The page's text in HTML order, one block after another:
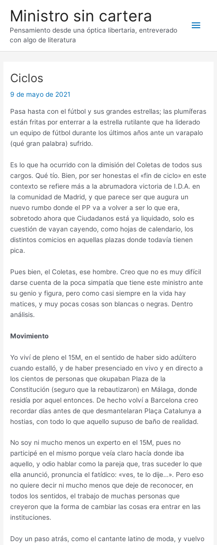
contenido
Ministro sin cartera
Pensamiento desde una óptica libertaria, entreverado
con algo de literatura
Ciclos
9 de mayo de 2021
Pasa hasta con el fútbol y sus grandes estrellas; las plumíferas
están fritas por enterrar a la estrella rutilante que ha liderado
un equipo de fútbol durante los últimos años ante un varapalo
(qué gran palabra) sufrido.
Es lo que ha ocurrido con la dimisión del Coletas de todos sus
cargos. Qué tío. Bien, por ser honestas el «fin de ciclo» en este
contexto se refiere más a la abrumadora victoria de I.D.A. en
la comunidad de Madrid, y que parece ser que augura un
nuevo rumbo donde el PP va a volver a ser lo que era,
sobretodo ahora que Ciudadanos está ya liquidado, solo es
cuestión de vayan cayendo, como hojas de calendario, los
distintos comicios en aquellas plazas donde todavía tienen
pica.
Pues bien, el Coletas, ese hombre. Creo que no es muy difícil
darse cuenta de la poca simpatía que tiene este ministro ante
su genio y figura, pero como casi siempre en la vida hay
matices, y muy pocas cosas son blancas o negras. Dentro
análisis.
Movimiento
Yo viví de pleno el 15M, en el sentido de haber sido adúltero
cuando estalló, y de haber presenciado en vivo y en directo a
los cientos de personas que okupaban Plaza de la
Constitución (seguro que la rebautizaron) en Málaga, donde
residía por aquel entonces. De hecho volví a Barcelona creo
recordar días antes de que desmantelaran Plaça Catalunya a
hostias, con todo lo que aquello supuso de baño de realidad.
No soy ni mucho menos un experto en el 15M, pues no
participé en el mismo porque veía claro hacía donde iba
aquello, y odio hablar como la pareja que, tras suceder lo que
ella anunció, pronuncia el fatídico: «ves, te lo dije…». Pero eso
no quiere decir ni mucho menos que deje de reconocer, en
todos los sentidos, el trabajo de muchas personas que
creyeron que la forma de cambiar las cosas era entrar en las
instituciones.
Doy un paso atrás, como el cantante latino de moda, y vuelvo